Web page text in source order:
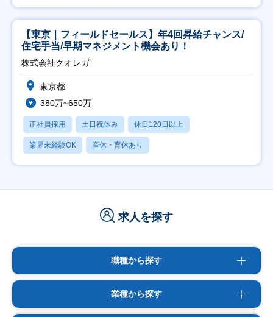
【東京｜フィールドセールス】年4回昇給チャンス/
住宅手当/早期マネジメント機会あり！
株式会社クオレガ
東京都
380万~650万
正社員採用 土日祝休み 休日120日以上
業界未経験OK 産休・育休あり
求人を探す
職種から探す
業種から探す